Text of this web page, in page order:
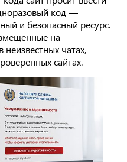
код —
и безопасный ресурс.
на
чатах,
сайтах.